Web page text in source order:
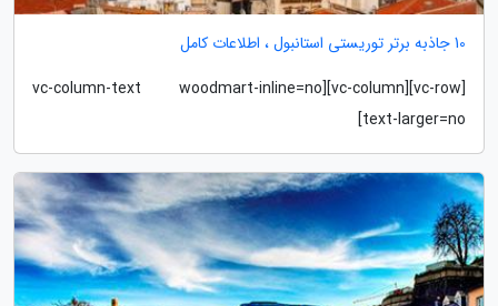
10 جاذبه برتر توریستی استانبول ، اطلاعات کامل
[vc-row][vc-column][vc-column-text woodmart-inline=no
text-larger=no]